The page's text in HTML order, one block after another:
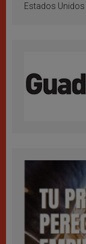
Estados Unidos